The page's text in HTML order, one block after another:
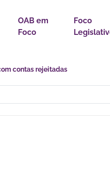
OAB em
Foco
Foco
com Doenças Raras é Medida